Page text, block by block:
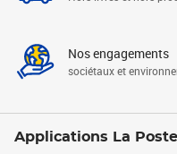
Nos engagements
sociétaux et
Applications La Poste